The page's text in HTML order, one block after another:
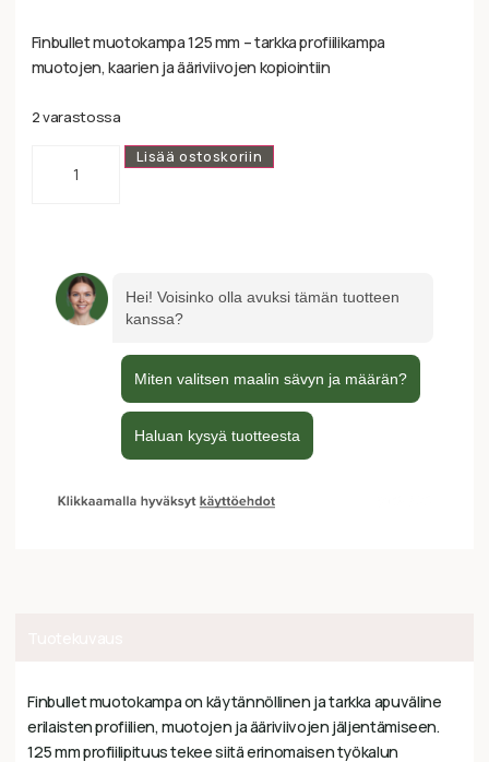
Finbullet muotokampa 125 mm – tarkka profiilikampa
muotojen, kaarien ja ääriviivojen kopiointiin
2 varastossa
Lisää ostoskoriin
Finbullet muotokampa on käytännöllinen ja tarkka apuväline
erilaisten profiilien, muotojen ja ääriviivojen jäljentämiseen.
125 mm profiilipituus tekee siitä erinomaisen työkalun